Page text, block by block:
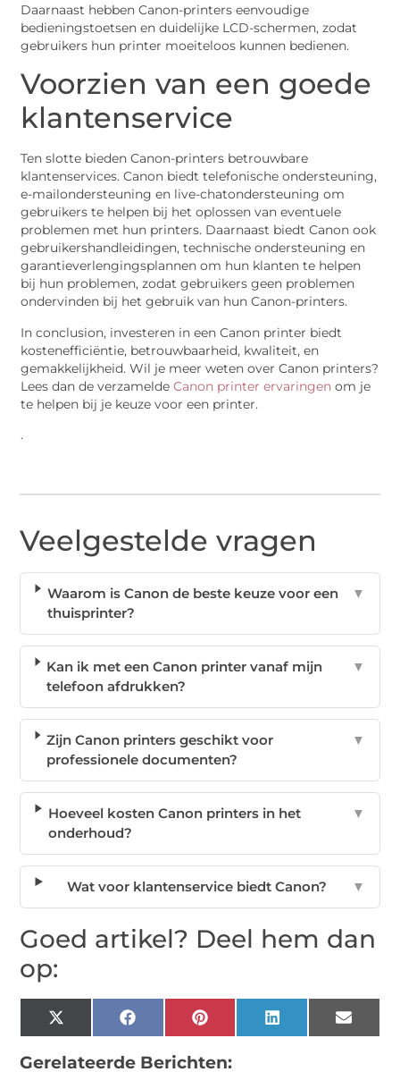
Daarnaast hebben Canon-printers eenvoudige
bedieningstoetsen en duidelijke LCD-schermen, zodat
gebruikers hun printer moeiteloos kunnen bedienen.
Voorzien van een goede
klantenservice
Ten slotte bieden Canon-printers betrouwbare
klantenservices. Canon biedt telefonische ondersteuning,
e-mailondersteuning en live-chatondersteuning om
gebruikers te helpen bij het oplossen van eventuele
problemen met hun printers. Daarnaast biedt Canon ook
gebruikershandleidingen, technische ondersteuning en
garantieverlengingsplannen om hun klanten te helpen
bij hun problemen, zodat gebruikers geen problemen
ondervinden bij het gebruik van hun Canon-printers.
In conclusion, investeren in een Canon printer biedt
kostenefficiëntie, betrouwbaarheid, kwaliteit, en
gemakkelijkheid. Wil je meer weten over Canon printers?
Lees dan de verzameldeCanon printer ervaringenom je
te helpen bij je keuze voor een printer.
.
Veelgestelde vragen
Waarom is Canon de beste keuze voor een
thuisprinter?
▼
Kan ik met een Canon printer vanaf mijn
telefoon afdrukken?
▼
Zijn Canon printers geschikt voor
professionele documenten?
▼
Hoeveel kosten Canon printers in het
onderhoud?
▼
Wat voor klantenservice biedt Canon? ▼
Goed artikel? Deel hem dan
op:
X
(Twitter)
Facebook Pinterest LinkedIn Email
Gerelateerde Berichten: